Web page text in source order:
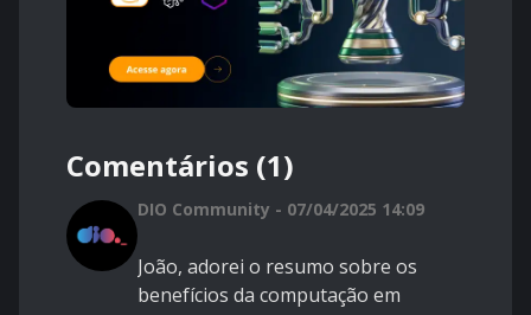
Comentários (1)
DIO Community - 07/04/2025 14:09
João, adorei o resumo sobre os
benefícios da computação em